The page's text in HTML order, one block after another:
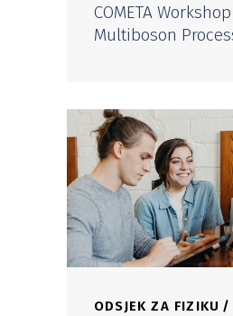
COMETA
Multiboson
ODSJEK ZA FIZIKU